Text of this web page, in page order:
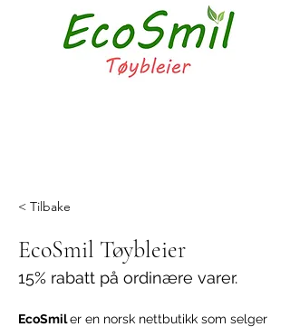
< Tilbake
EcoSmil Tøybleier
15% rabatt på ordinære varer.
EcoSmil er en norsk nettbutikk som selger